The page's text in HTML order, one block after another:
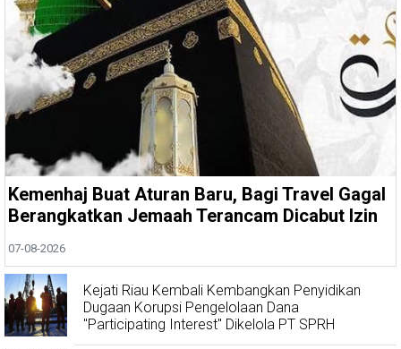
Kemenhaj Buat Aturan Baru, Bagi Travel Gagal
Berangkatkan Jemaah Terancam Dicabut Izin
07-08-2026
Kejati Riau Kembali Kembangkan Penyidikan
Dugaan Korupsi Pengelolaan Dana
"Participating Interest" Dikelola PT SPRH